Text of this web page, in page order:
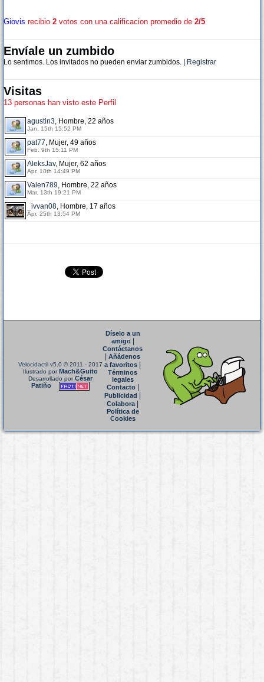
Giovis recibio 2 votos con una calificacion promedio de 2/5
Envíale un zumbido
Lo sentimos. Los invitados no pueden enviar zumbidos. | Registrar
Visitas
13 personas han visto este Perfil
agustin3, Hombre, 22 años
Jan. 15th 15:52 PM
pat77, Mujer, 49 años
Feb. 9th 15:11 PM
AleksJav, Mujer, 62 años
Apr. 10th 14:49 PM
Valen789, Hombre, 22 años
Mar. 13th 19:21 PM
_ivvan08, Hombre, 17 años
Apr. 25th 13:54 PM
Velocidactil v5.0 © 2011 - 2017
Ilustrado porMach&Guito
Desarrollado porCésar
Patiño
Díselo a un
amigo|
Contáctanos
Añádenos
a favoritos
Términos
legales
Contacto|
Publicidad
Colabora|
Política de
Cookies